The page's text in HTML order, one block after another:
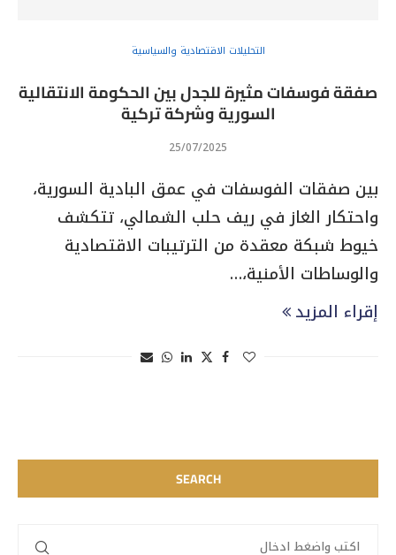
التحليلات الاقتصادية والسياسية
صفقة فوسفات مثيرة للجدل بين الحكومة الانتقالية
السورية وشركة تركية
25/07/2025
بين صفقات الفوسفات في عمق البادية السورية،
واحتكار الغاز في ريف حلب الشمالي، تتكشف
خيوط شبكة معقدة من الترتيبات الاقتصادية
والوساطات الأمنية،…
إقراء المزيد
SEARCH